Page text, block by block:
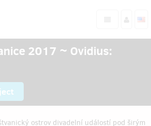
2017 ~ Ovidius:
ostrov divadelní událostí pod širým